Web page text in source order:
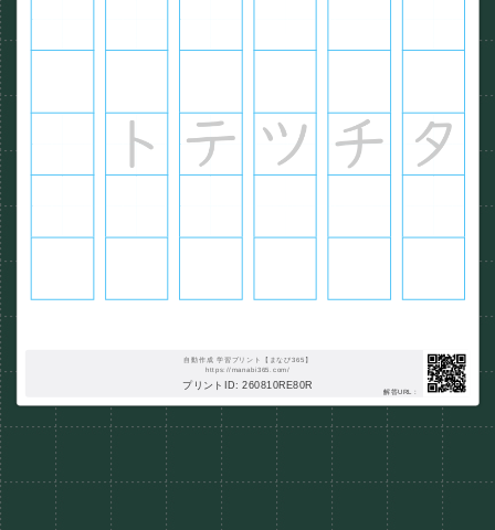
自動作成 学習プリント【まなび365】
https://manabi365.com/
プリントID: 260810RE80R
解答URL :